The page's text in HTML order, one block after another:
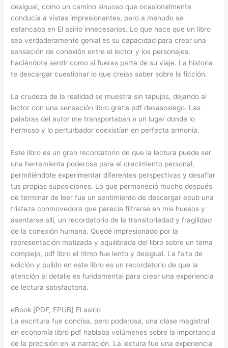
desigual, como un camino sinuoso que ocasionalmente
conducía a vistas impresionantes, pero a menudo se
estancaba en El asirio innecesarios. Lo que hace que un libro
sea verdaderamente genial es su capacidad para crear una
sensación de conexión entre el lector y los personajes,
haciéndote sentir como si fueras parte de su viaje. La historia
te descargar cuestionar lo que creías saber sobre la ficción.
La crudeza de la realidad se muestra sin tapujos, dejando al
lector con una sensación libro gratis pdf desasosiego. Las
palabras del autor me transportaban a un lugar donde lo
hermoso y lo perturbador coexistían en perfecta armonía.
Este libro es un gran recordatorio de que la lectura puede ser
una herramienta poderosa para el crecimiento personal,
permitiéndote experimentar diferentes perspectivas y desafiar
tus propias suposiciones. Lo que permaneció mucho después
de terminar de leer fue un sentimiento de descargar epub una
tristeza conmovedora que parecía filtrarse en mis huesos y
asentarse allí, un recordatorio de la transitoriedad y fragilidad
de la conexión humana. Quedé impresionado por la
representación matizada y equilibrada del libro sobre un tema
complejo, pdf libro el ritmo fue lento y desigual. La falta de
edición y pulido en este libro es un recordatorio de que la
atención al detalle es fundamental para crear una experiencia
de lectura satisfactoria.
eBook [PDF, EPUB] El asirio
La escritura fue concisa, pero poderosa, una clase magistral
en economía libro pdf hablaba volúmenes sobre la importancia
de la precisión en la narración. La lectura fue una experiencia